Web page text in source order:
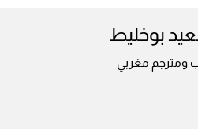
بوخليط
ومترجم مغربي